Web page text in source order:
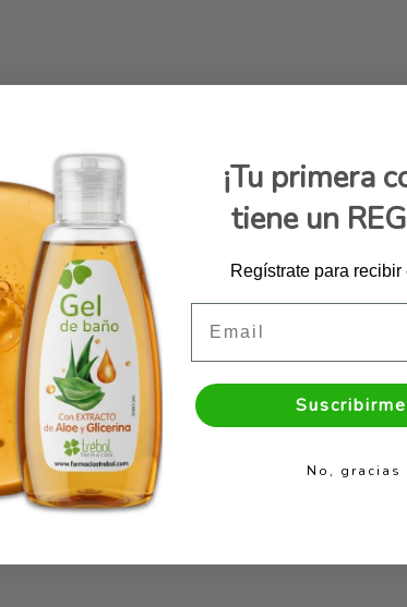
¡Tu primera
tiene un
Regístrate para
No, gracias